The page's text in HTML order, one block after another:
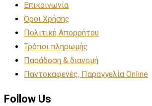
Επικοινωνία
Όροι Χρήσης
Πολιτική Απορρήτου
Τρόποι πληρωμής
Παράδοση & διανομή
Παντοκαφενές, Παραγγελία Online
Follow Us